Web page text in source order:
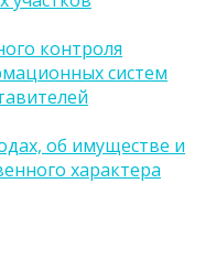
контроля
систем
об имуществе и
характера